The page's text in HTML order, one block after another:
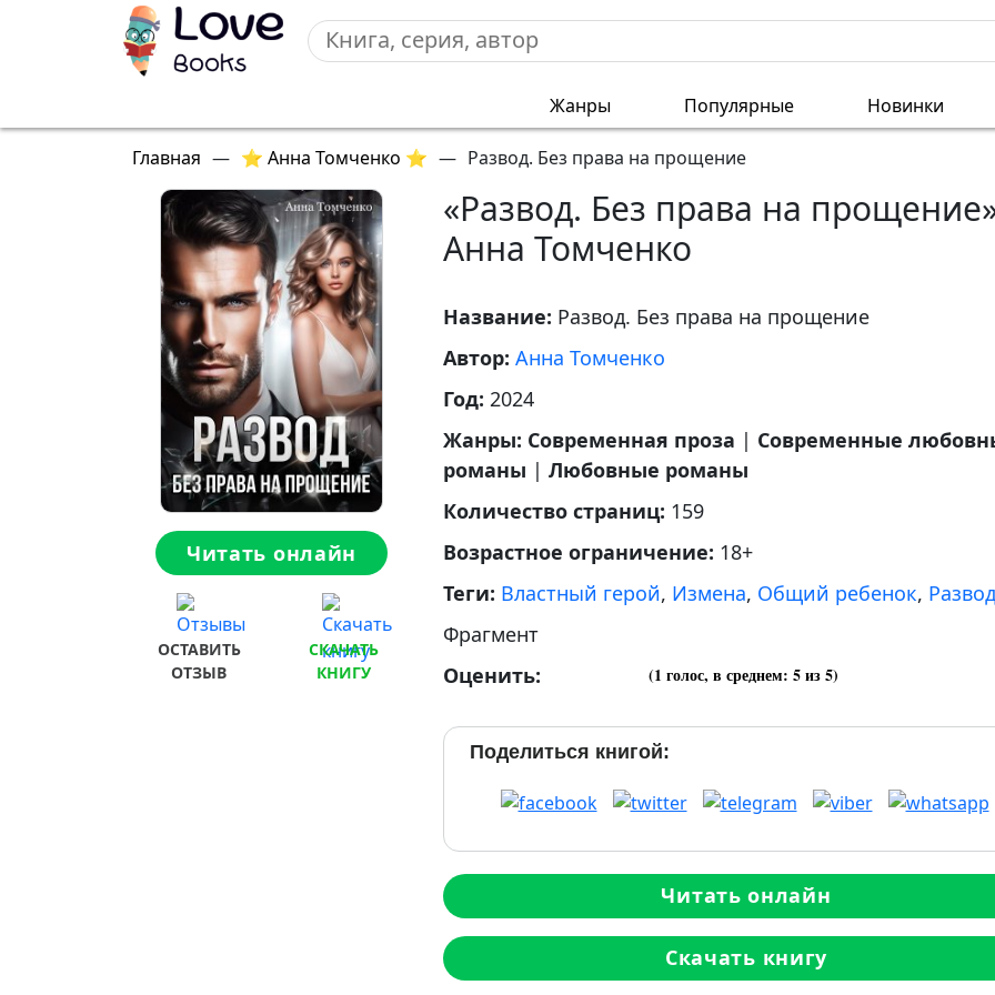
Жанры Популярные Новинки
Главная — ⭐ Анна Томченко ⭐ — Развод. Без права на прощение
Читать онлайн
ОСТАВИТЬ
ОТЗЫВ
СКАЧАТЬ
КНИГУ
«Развод. Без права на
Анна Томченко
Название: Развод. Без права на прощение
Автор: Анна Томченко
Год: 2024
Жанры: Современная проза | Современные
романы | Любовные романы
Количество страниц: 159
Возрастное ограничение: 18+
Теги: Властный герой, Измена, Общий ребенок, Развод
Фрагмент
Оценить:
(1 голос, в среднем: 5из 5)
Поделиться книгой:
Читать онлайн
Скачать книгу